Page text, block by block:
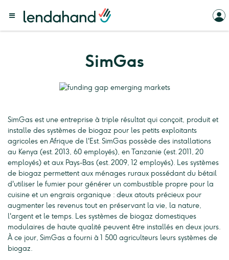
SimGas
SimGas est une entreprise à triple résultat qui conçoit, produit et
installe des systèmes de biogaz pour les petits exploitants
agricoles en Afrique de l'Est. SimGas possède des installations
au Kenya (est. 2013, 60 employés), en Tanzanie (est. 2011, 20
employés) et aux Pays-Bas (est. 2009, 12 employés). Les systèmes
de biogaz permettent aux ménages ruraux possédant du bétail
d'utiliser le fumier pour générer un combustible propre pour la
cuisine et un engrais organique : deux atouts précieux pour
augmenter les revenus tout en préservant la vie, la nature,
l'argent et le temps. Les systèmes de biogaz domestiques
modulaires de haute qualité peuvent être installés en deux jours.
À ce jour, SimGas a fourni à 1 500 agriculteurs leurs systèmes de
biogaz.